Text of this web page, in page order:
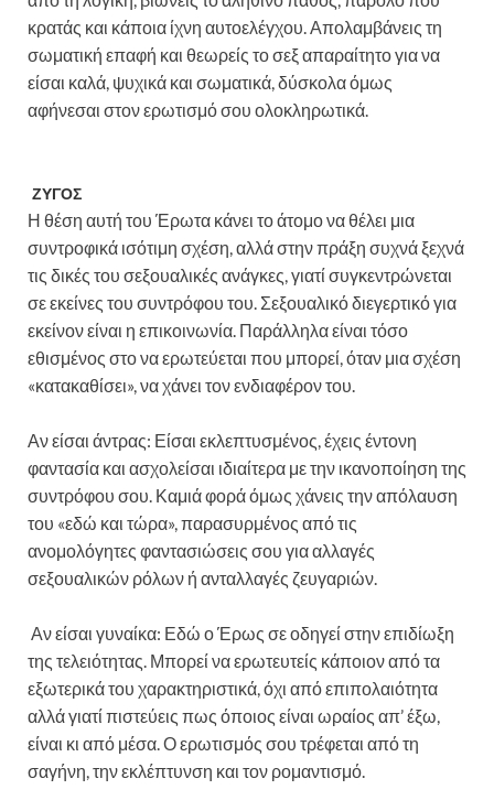
κρατάς και κάποια ίχνη αυτοελέγχου. Απολαμβάνεις τη
σωματική επαφή και θεωρείς το σεξ απαραίτητο για να
είσαι καλά, ψυχικά και σωματικά, δύσκολα όμως
αφήνεσαι στον ερωτισμό σου ολοκληρωτικά.
ΖΥΓΟΣ
Η θέση αυτή του Έρωτα κάνει το άτομο να θέλει μια
συντροφικά ισότιμη σχέση, αλλά στην πράξη συχνά ξεχνά
τις δικές του σεξουαλικές ανάγκες, γιατί συγκεντρώνεται
σε εκείνες του συντρόφου του. Σεξουαλικό διεγερτικό για
εκείνον είναι η επικοινωνία. Παράλληλα είναι τόσο
εθισμένος στο να ερωτεύεται που μπορεί, όταν μια σχέση
«κατακαθίσει», να χάνει τον ενδιαφέρον του.
Αν είσαι άντρας: Είσαι εκλεπτυσμένος, έχεις έντονη
φαντασία και ασχολείσαι ιδιαίτερα με την ικανοποίηση της
συντρόφου σου. Καμιά φορά όμως χάνεις την απόλαυση
του «εδώ και τώρα», παρασυρμένος από τις
ανομολόγητες φαντασιώσεις σου για αλλαγές
σεξουαλικών ρόλων ή ανταλλαγές ζευγαριών.
Αν είσαι γυναίκα: Εδώ ο Έρως σε οδηγεί στην επιδίωξη
της τελειότητας. Μπορεί να ερωτευτείς κάποιον από τα
εξωτερικά του χαρακτηριστικά, όχι από επιπολαιότητα
αλλά γιατί πιστεύεις πως όποιος είναι ωραίος απ’ έξω,
είναι κι από μέσα. Ο ερωτισμός σου τρέφεται από τη
σαγήνη, την εκλέπτυνση και τον ρομαντισμό.